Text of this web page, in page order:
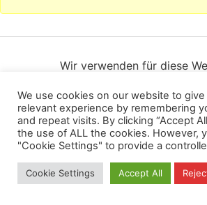
Wir verwenden für diese
Privacy Copyright
All rights reserved
We use cookies on our website to
relevant experience by remembering
and repeat visits. By clicking “Accept
the use of ALL the cookies. However,
"Cookie Settings" to provide a
Cookie Settings Accept All